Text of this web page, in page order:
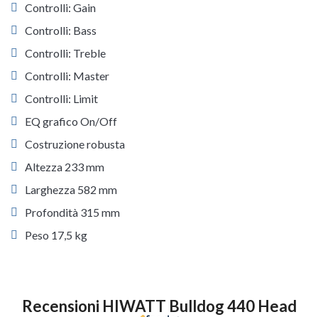
Controlli: Gain
Controlli: Bass
Controlli: Treble
Controlli: Master
Controlli: Limit
EQ grafico On/Off
Costruzione robusta
Altezza 233 mm
Larghezza 582 mm
Profondità 315 mm
Peso 17,5 kg
Recensioni HIWATT Bulldog 440 Head